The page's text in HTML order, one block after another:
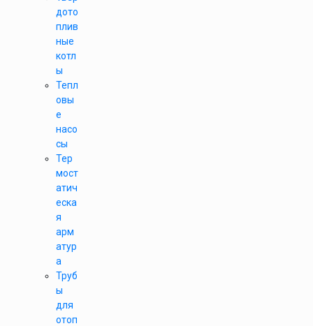
дото
плив
ные
котл
ы
Тепл
овы
е
насо
сы
Тер
мост
атич
еска
я
арм
атур
а
Труб
ы
для
отоп